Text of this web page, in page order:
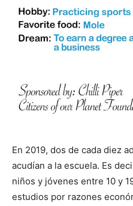
En 2019, dos de cada diez
acudían a la escuela. Es
niños y jóvenes entre 10 y
estudios por razones